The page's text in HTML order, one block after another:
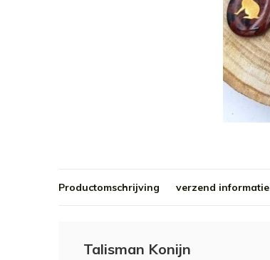
Productomschrijving verzend informatie
Talisman Konijn